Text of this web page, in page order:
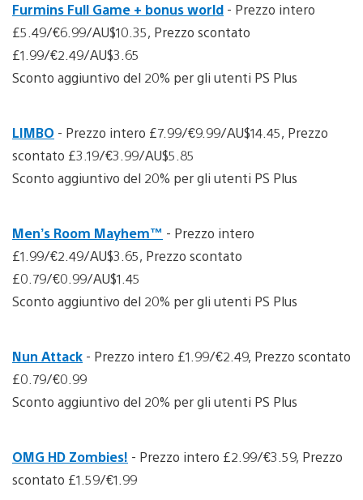
Furmins Full Game + bonus world - Prezzo intero
£5.49/€6.99/AU$10.35, Prezzo scontato
£1.99/€2.49/AU$3.65
Sconto aggiuntivo del 20% per gli utenti PS Plus
LIMBO - Prezzo intero £7.99/€9.99/AU$14.45, Prezzo
scontato £3.19/€3.99/AU$5.85
Sconto aggiuntivo del 20% per gli utenti PS Plus
Men’s Room Mayhem™ - Prezzo intero
£1.99/€2.49/AU$3.65, Prezzo scontato
£0.79/€0.99/AU$1.45
Sconto aggiuntivo del 20% per gli utenti PS Plus
Nun Attack - Prezzo intero £1.99/€2.49, Prezzo scontato
£0.79/€0.99
Sconto aggiuntivo del 20% per gli utenti PS Plus
OMG HD Zombies! - Prezzo intero £2.99/€3.59, Prezzo
scontato £1.59/€1.99